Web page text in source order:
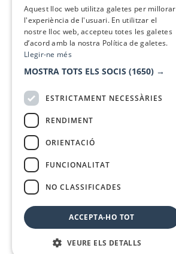
Aquest lloc web utilitza galetes per millorar
l'experiència de l'usuari. En utilitzar el
nostre lloc web, accepteu totes les galetes
d’acord amb la nostra Política de galetes.
Llegir-ne més
MOSTRA TOTS ELS SOCIS (1650) →
ESTRICTAMENT NECESSÀRIES
RENDIMENT
ORIENTACIÓ
FUNCIONALITAT
NO CLASSIFICADES
ACCEPTA-HO TOT
VEURE ELS DETALLS